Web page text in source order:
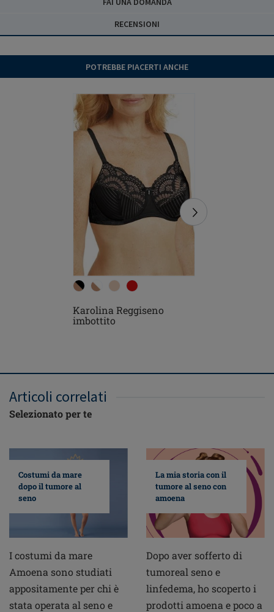
RECENSIONI
POTREBBE PIACERTI ANCHE
Karolina Reggiseno
imbottito
Articoli correlati
Selezionato per te
Costumi da mare
dopo il tumore al
seno
I costumi da mare
Amoena sono studiati
appositamente per chi è
stata operata al seno e
La mia storia con il
tumore al seno con
amoena
Dopo aver sofferto di
tumoreal seno e
linfedema, ho scoperto i
prodotti amoena e poco a